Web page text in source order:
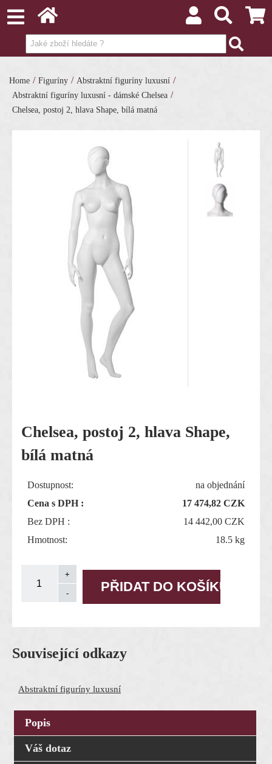
Home / Figuríny / Abstraktní figuríny luxusní /
Abstraktní figuríny luxusní - dámské Chelsea /
Chelsea, postoj 2, hlava Shape, bílá matná
Chelsea, postoj 2, hlava Shape,
bílá matná
Dostupnost:
na objednání
Cena s DPH :
17 474,82 CZK
Bez DPH :
14 442,00 CZK
Hmotnost:
18.5 kg
Související odkazy
Abstraktní figuríny luxusní
Popis
Váš dotaz